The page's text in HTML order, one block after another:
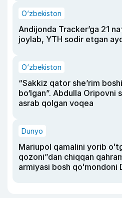
O‘zbekiston
Andijonda Tracker’ga 21
joylab, YTH sodir etgan
O‘zbekiston
“Sakkiz qator she’rim
bo‘lgan”. Abdulla Oripovni
asrab qolgan voqea
Dunyo
Mariupol qamalini yorib
qozoni”dan chiqqan
armiyasi bosh qoʻmondoni